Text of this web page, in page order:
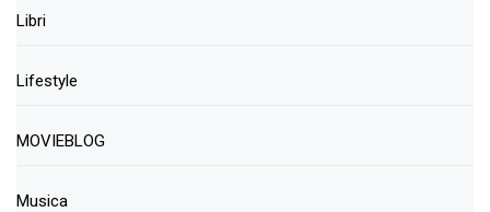
Libri
Lifestyle
MOVIEBLOG
Musica